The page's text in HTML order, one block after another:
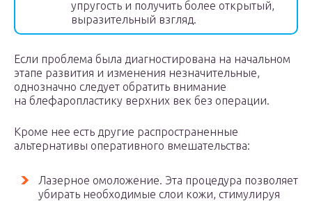
упругость и получить более открытый,
выразительный взгляд.
Если проблема была диагностирована на начальном
этапе развития и изменения незначительные,
однозначно следует обратить внимание
на блефаропластику верхних век без операции.
Кроме нее есть другие распространенные
альтернативы оперативного вмешательства:
Лазерное омоложение. Эта процедура позволяет
убирать необходимые слои кожи, стимулируя